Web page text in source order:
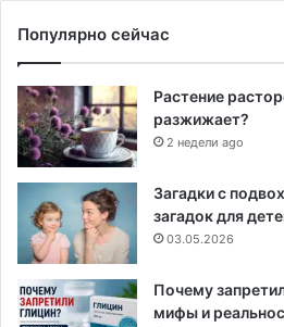
Популярно сейчас
Растение
разжижает?
2 недели ago
Загадки с
загадок для
03.05.2026
Почему
мифы и